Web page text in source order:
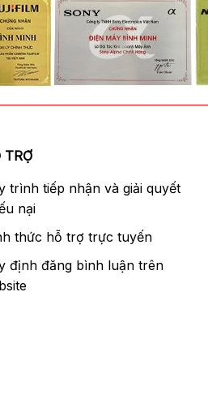
TRỢ
trình tiếp nhận và giải quyết
nại
thức hỗ trợ trực tuyến
định đăng bình luận trên